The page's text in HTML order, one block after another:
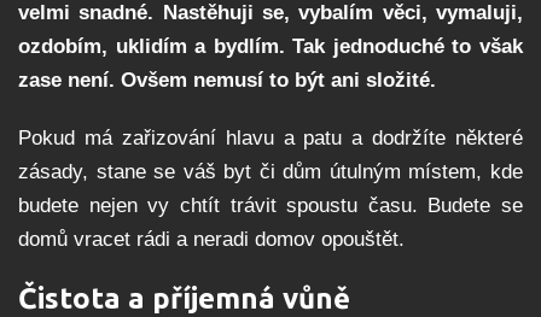
velmi snadné. Nastěhuji se, vybalím věci, vymaluji,
ozdobím, uklidím a bydlím. Tak jednoduché to však
zase není. Ovšem nemusí to být ani složité.
Pokud má zařizování hlavu a patu a dodržíte některé
zásady, stane se váš byt či dům útulným místem, kde
budete nejen vy chtít trávit spoustu času. Budete se
domů vracet rádi a neradi domov opouštět.
Čistota a příjemná vůně